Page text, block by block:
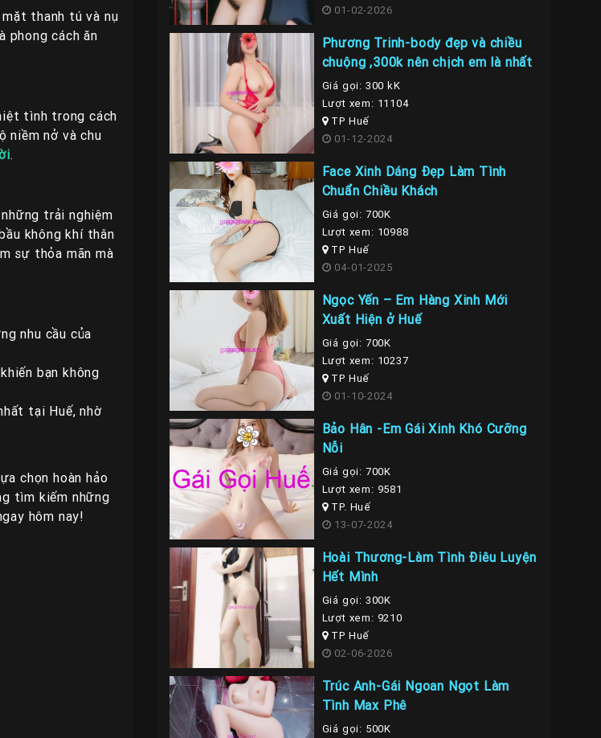
thanh tú và nụ
phong cách ăn
tình trong cách
niềm nở và chu
.
trải nghiệm
không khí thân
sự thỏa mãn mà
nhu cầu của
bạn không
tại Huế, nhờ
chọn hoàn hảo
tìm kiếm những
hôm nay!
01-02-2026
Phương Trinh-body đẹp và chiều
chuộng ,300k nên chịch em là nhất
Giá gọi: 300 kK
Lượt xem: 11104
TP Huế
01-12-2024
Face Xinh Dáng Đẹp Làm Tình
Chuẩn Chiều Khách
Giá gọi: 700K
Lượt xem: 10988
TP Huế
04-01-2025
Ngọc Yến – Em Hàng Xinh Mới
Xuất Hiện ở Huế
Giá gọi: 700K
Lượt xem: 10237
TP Huế
01-10-2024
Bảo Hân -Em Gái Xinh Khó Cưỡng
Nỗi
Giá gọi: 700K
Lượt xem: 9581
TP. Huế
13-07-2024
Hoài Thương-Làm Tình Điêu Luyện
Hết Mình
Giá gọi: 300K
Lượt xem: 9210
TP Huế
02-06-2026
Trúc Anh-Gái Ngoan Ngọt Làm
Tình Max Phê
Giá gọi: 500K